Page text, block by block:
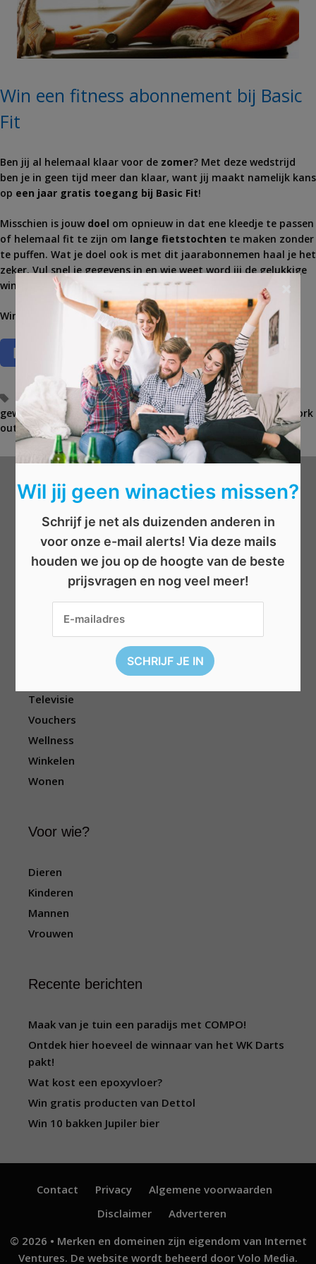
Win een fitness abonnement bij Basic
Fit
Ben jij al helemaal klaar voor de zomer? Met deze wedstrijd
ben je in geen tijd meer dan klaar, want jij maakt namelijk kans
op een jaar gratis toegang bij Basic Fit!
Misschien is jouw doel om opnieuw in dat ene kleedje te passen
of helemaal fit te zijn om lange fietstochten te maken zonder
te puffen. Wat je doel ook is met dit jaarabonnemen haal je het
zeker. Vul snel je gegevens in en wie weet word jij de gelukkige
winnaar.
Win een jaarabonnementbij Basic Fit.
T
a
g
s
afvallen Conditie opbouwen,fitness,fitnessabonnement
gewicht heffen
gratis sporten,jaarabonnement,sporten
work
out
Wat wil je winnen?
Beauty
Boeken
Elektronica
Kleding
Televisie
Vouchers
Wellness
Winkelen
Wonen
Voor wie?
Dieren
Kinderen
Mannen
Vrouwen
Recente berichten
Maak van je tuin een paradijs met COMPO!
Ontdek hier hoeveel de winnaar van het WK Darts
pakt!
Wat kost een epoxyvloer?
Win gratis producten van Dettol
Win 10 bakken Jupiler bier
Contact Privacy
Algemene voorwaarden
Disclaimer
Adverteren
© 2026 • Merken en domeinen zijn eigendom van Internet
Ventures. De website wordt beheerd door Volo Media.
Wil jij geen winacties missen?
Schrijf je net als duizenden anderen in
voor onze e-mail alerts! Via deze mails
houden we jou op de hoogte van de beste
prijsvragen en nog veel meer!